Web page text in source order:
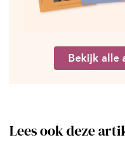
Bekijk alle
Lees ook deze